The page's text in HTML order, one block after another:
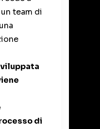
team di
di